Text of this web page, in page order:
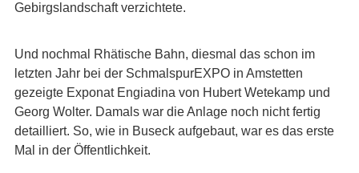
Gebirgslandschaft verzichtete.
Und nochmal Rhätische Bahn, diesmal das schon im
letzten Jahr bei der SchmalspurEXPO in Amstetten
gezeigte Exponat Engiadina von Hubert Wetekamp und
Georg Wolter. Damals war die Anlage noch nicht fertig
detailliert. So, wie in Buseck aufgebaut, war es das erste
Mal in der Öffentlichkeit.